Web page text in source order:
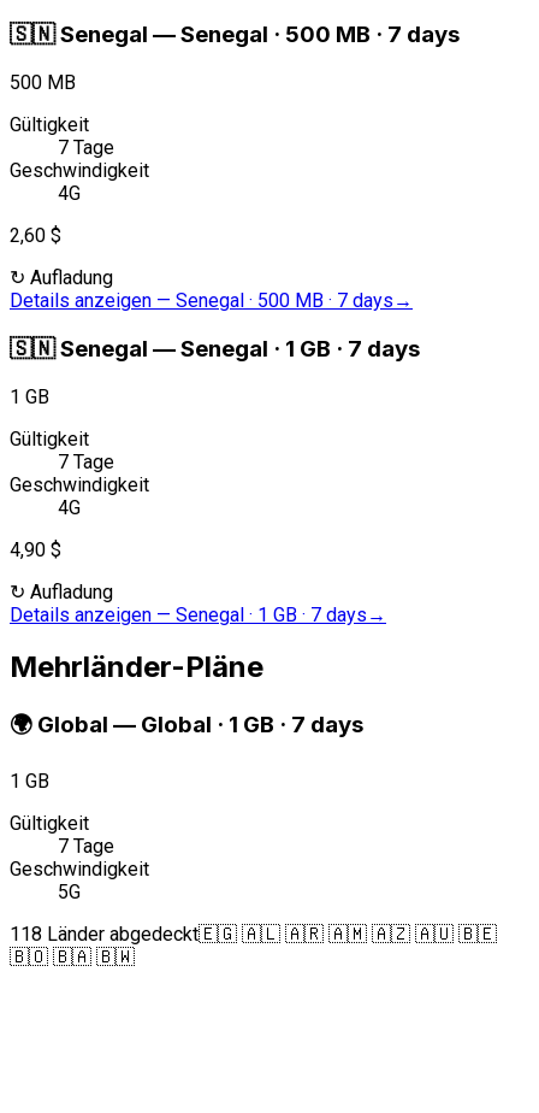
🇸🇳Senegal —Senegal · 500 MB · 7 days
500 MB
Gültigkeit
7 Tage
Geschwindigkeit
4G
2,60 $
↻ Aufladung
Details anzeigen — Senegal · 500 MB · 7 days →
🇸🇳Senegal —Senegal · 1 GB · 7 days
1 GB
Gültigkeit
7 Tage
Geschwindigkeit
4G
4,90 $
↻ Aufladung
Details anzeigen — Senegal · 1 GB · 7 days →
Mehrländer-Pläne
🌍 Global — Global · 1 GB · 7 days
1 GB
Gültigkeit
7 Tage
Geschwindigkeit
5G
118 Länder abgedeckt🇪🇬 🇦🇱 🇦🇷 🇦🇲 🇦🇿 🇦🇺 🇧🇪
🇧🇴 🇧🇦 🇧🇼